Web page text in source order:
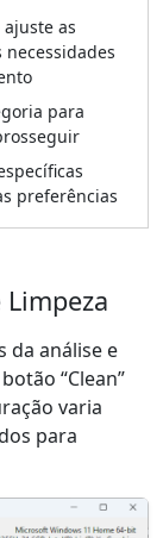
ajuste as
para
preferências
Limpeza
da análise e
“Clean”
varia
para